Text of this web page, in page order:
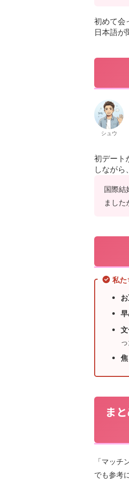
初めて会
日本語が
シュウ
初デート
しながら
国際結
ました
私た
ま
「マッ
でも参考